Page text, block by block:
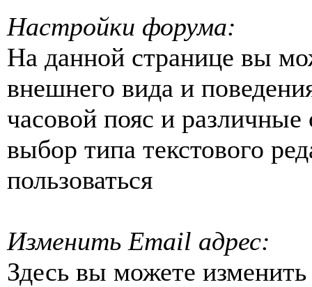
Настройки форума:
На данной странице вы
внешнего вида и
часовой пояс и
выбор типа текстового
пользоваться
Изменить Email адрес:
Здесь вы можете